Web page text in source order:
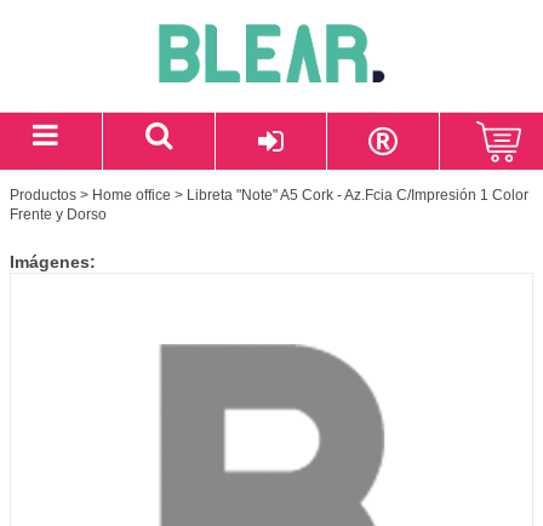
Productos > Home office > Libreta "Note" A5 Cork - Az.Fcia C/Impresión 1 Color
Frente y Dorso
Imágenes: